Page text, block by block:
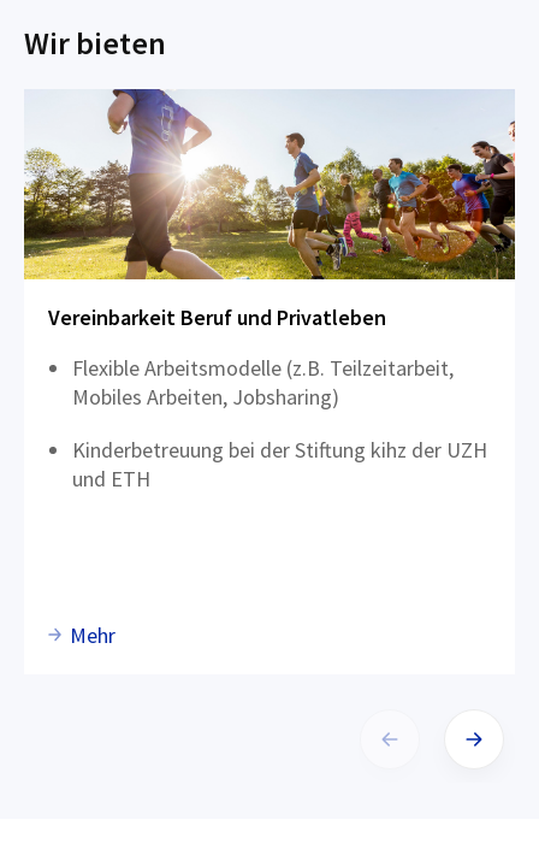
Wir bieten
Vereinbarkeit Beruf und Privatleben
Flexible Arbeitsmodelle (z.B. Teilzeitarbeit,
Mobiles Arbeiten, Jobsharing)
Kinderbetreuung bei der Stiftung kihz der UZH
und ETH
Mehr